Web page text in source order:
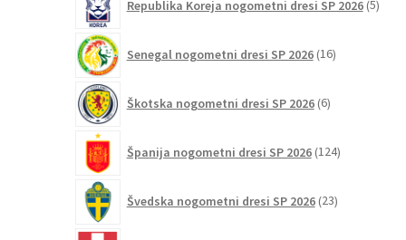
Republika Koreja nogometni dresi SP 2026 5
Senegal nogometni dresi SP 2026 16izdelkov
Škotska nogometni dresi SP 2026 6izdelkov
Španija nogometni dresi SP 2026 124izdelkov
Švedska nogometni dresi SP 2026 23izdelkov